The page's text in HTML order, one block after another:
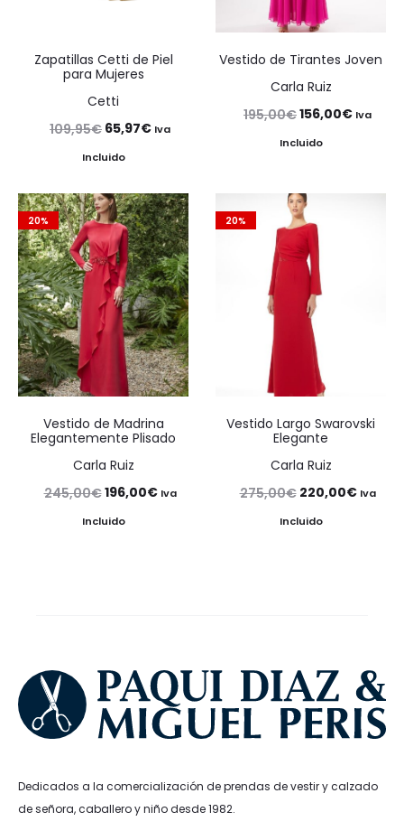
Zapatillas Cetti de Piel
para Mujeres
Cetti
109,95€ El
precio
era:
109,95€.
65,97€El
es:
65,97€.
Iva
Incluido
Vestido de Tirantes Joven
Carla Ruiz
195,00€El
precio
era:
195,00€.
156,00€ElIva
Incluido
20%
Vestido de Madrina
Elegantemente Plisado
Carla Ruiz
245,00€El
precio
196,00€ElIva
Incluido
20%
Vestido Largo Swarovski
Elegante
Carla Ruiz
275,00€ El
precio
220,00€ElIva
Incluido
Dedicados a la comercialización de prendas de vestir y calzado
de señora, caballero y niño desde 1982.